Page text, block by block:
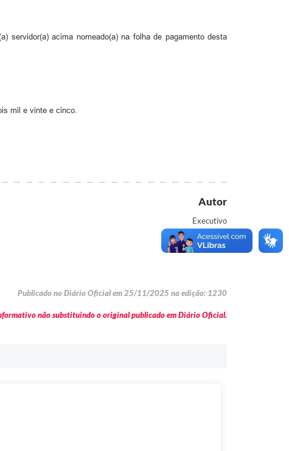
servidor(a) acima nomeado(a) na folha de pagamento desta
mil e vinte e cinco.
Autor
Executivo
Publicado no Diário Oficial em 25/11/2025 na edição: 1230
não substituindo o original publicado em Diário Oficial.